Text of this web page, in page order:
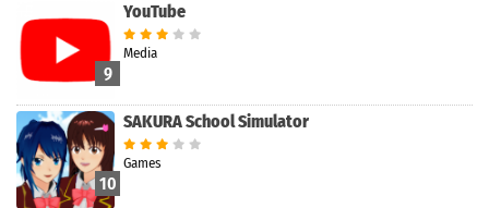
9
YouTube
Media
10
SAKURA School Simulator
Games